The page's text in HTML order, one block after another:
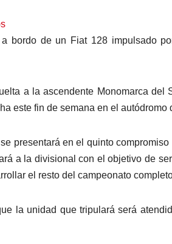
bordo de un Fiat 128 impulsado
a la ascendente Monomarca
este fin de semana en el autódromo
presentará en el quinto
a la divisional con el objetivo de
el resto del campeonato
la unidad que tripulará será